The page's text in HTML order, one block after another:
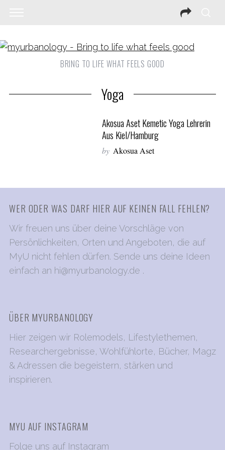
BRING TO LIFE WHAT FEELS GOOD
Yoga
Akosua Aset Kemetic Yoga Lehrerin
Aus Kiel/Hamburg
by Akosua Aset
WER ODER WAS DARF HIER AUF KEINEN FALL FEHLEN?
Wir freuen uns über deine Vorschläge von
Persönlichkeiten, Orten und Angeboten, die auf
MyU nicht fehlen dürfen. Sende uns deine Ideen
einfach an hi@myurbanology.de .
ÜBER MYURBANOLOGY
Hier zeigen wir Rolemodels, Lifestylethemen,
Researchergebnisse, Wohlfühlorte, Bücher, Magz
& Adressen die begeistern, stärken und
inspirieren.
MYU AUF INSTAGRAM
Folge uns auf Instagram
S
e
a
f
o
r